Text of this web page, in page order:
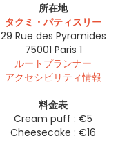
所在地
タクミ・パティスリー
29 Rue des Pyramides
75001 Paris 1
ルートプランナー
アクセシビリティ情報
料金表
Cream puff : €5
Cheesecake : €16